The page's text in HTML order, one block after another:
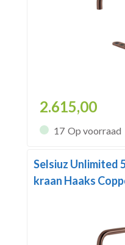
2.615,00
17 Op voorraad
Selsiuz Unlimited
kraan Haaks